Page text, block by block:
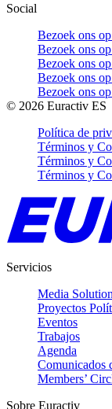
Social
Bezoek ons
Bezoek ons
Bezoek ons
Bezoek ons
Bezoek ons
© 2026 Euractiv ES
Política de
Términos y
Términos y
Términos y
Servicios
Media
Proyectos
Eventos
Trabajos
Agenda
Comunicados
Members’
Sobre Euractiv